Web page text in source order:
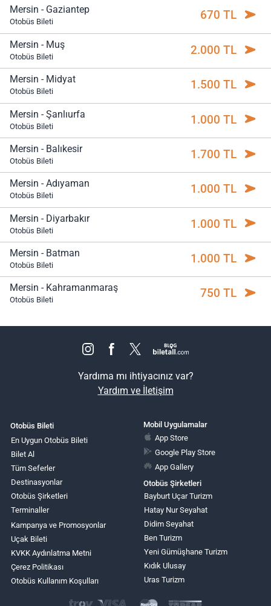
Mersin - Gaziantep
Otobüs Bileti 670 TL
Mersin - Muş
Otobüs Bileti 2.000 TL
Mersin - Midyat
Otobüs Bileti 1.500 TL
Mersin - Şanlıurfa
Otobüs Bileti 1.000 TL
Mersin - Balıkesir
Otobüs Bileti 1.700 TL
Mersin - Adıyaman
Otobüs Bileti 1.000 TL
Mersin - Diyarbakır
Otobüs Bileti 1.000 TL
Mersin - Batman
Otobüs Bileti 1.000 TL
Mersin - Kahramanmaraş
Otobüs Bileti 750 TL
Yardıma mı ihtiyacınız var?
Yardım ve İletişim
Otobüs Bileti
En Uygun Otobüs Bileti
Bilet Al
Tüm Seferler
Destinasyonlar
Otobüs Şirketleri
Terminaller
Kampanya ve Promosyonlar
Uçak Bileti
KVKK Aydınlatma Metni
Çerez Politikası
Otobüs Kullanım Koşulları
Mobil Uygulamalar
App Store
Google Play Store
App Gallery
Otobüs Şirketleri
Bayburt Uçar Turizm
Hatay Nur Seyahat
Didim Seyahat
Ben Turizm
Yeni Gümüşhane Turizm
Kıdık Ulusay
Uras Turizm